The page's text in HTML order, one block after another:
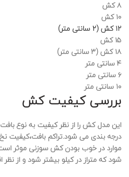
۸ کش
۱۰ کش
۱۲ کش (۲ سانتی متر)
۱۵ کش
۱۸ کش (۳ سانتی متر)
۴ سانتی متر
۶ سانتی متر
۱۰ سانتی متر
بررسی کیفیت کش
این مدل کش را از نظر کیفیت به نوع
درجه بندی می شود.تراکم بافت،کیفیت
موارد در خوب بودن کش سوزنی
شود که متراز در کیلو بیشتر شود و از